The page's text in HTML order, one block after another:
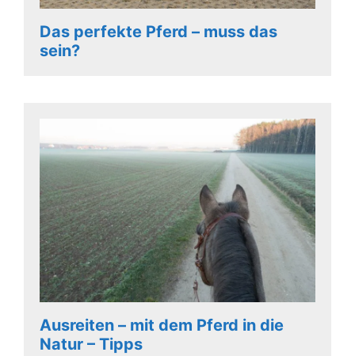
Das perfekte Pferd – muss das
sein?
Ausreiten – mit dem Pferd in die
Natur – Tipps